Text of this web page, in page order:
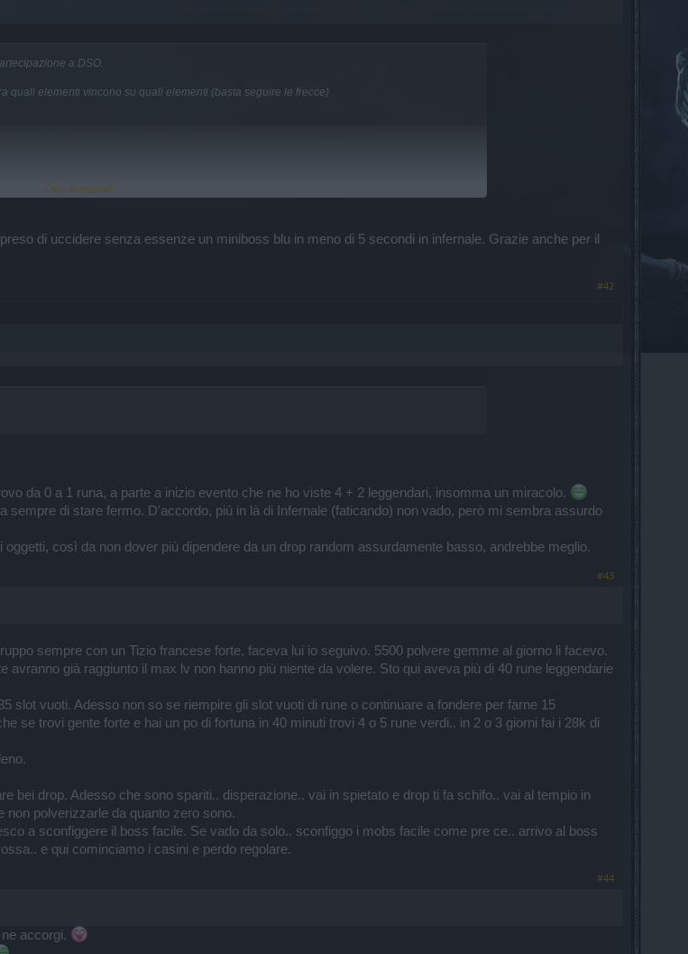
a DSO.
quali elementi vincono su quali elementi (basta seguire le frecce)
in mezzo a mille altre...ahahahahah
Click to expand...
di uccidere senza essenze un miniboss blu in meno di 5 secondi in infernale. Grazie anche per il
#42
da 0 a 1 runa, a parte a inizio evento che ne ho viste 4 + 2 leggendari, insomma un miracolo.
sempre di stare fermo. D'accordo, più in là di Infernale (faticando) non vado, però mi sembra assurdo
così da non dover più dipendere da un drop random assurdamente basso, andrebbe meglio.
#43
sempre con un Tizio francese forte, faceva lui io seguivo. 5500 polvere gemme al giorno li facevo.
avranno già raggiunto il max lv non hanno più niente da volere. Sto qui aveva più di 40 rune leggendarie
slot vuoti. Adesso non so se riempire gli slot vuoti di rune o continuare a fondere per farne 15
se trovi gente forte e hai un po di fortuna in 40 minuti trovi 4 o 5 rune verdi.. in 2 o 3 giorni fai i 28k di
bei drop. Adesso che sono spariti.. disperazione.. vai in spietato e drop ti fa schifo.. vai al tempio in
non polverizzarle da quanto zero sono.
a sconfiggere il boss facile. Se vado da solo.. sconfiggo i mobs facile come pre ce.. arrivo al boss
e qui cominciamo i casini e perdo regolare.
#44
accorgi.